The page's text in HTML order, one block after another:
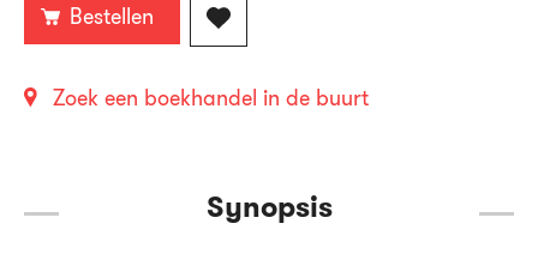
Bestellen
Zoek een boekhandel in de buurt
Synopsis